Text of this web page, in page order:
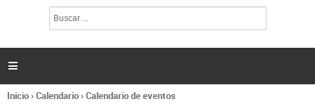
l
s

Se
Inicio›Calendario›Calendario de eventos